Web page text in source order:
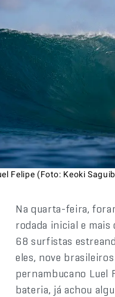
Felipe (Foto: Keoki
Na quarta-feira,
rodada inicial e mais
68 surfistas
eles, nove
pernambucano Luel
bateria, já achou